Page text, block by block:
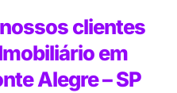
clientes
em
Alegre – SP